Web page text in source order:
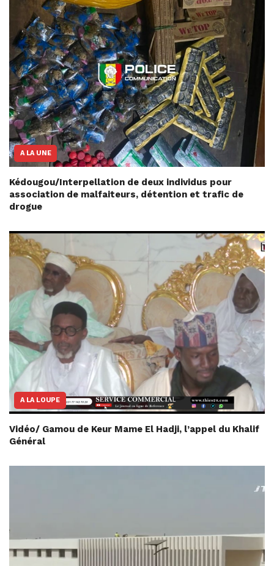
A LA UNE
Kédougou/Interpellation de deux individus pour
association de malfaiteurs, détention et trafic de
drogue
A LA LOUPE
Vidéo/ Gamou de Keur Mame El Hadji, l’appel du Khalif
Général